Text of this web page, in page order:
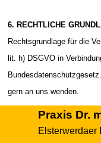
6. RECHTLICHE
Rechtsgrundlage für die
lit. h) DSGVO in
gern an uns wenden.
Praxis Dr.
Elsterwerdaer